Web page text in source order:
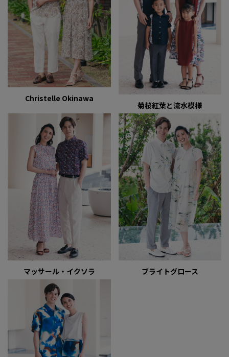
Christelle Okinawa
菊桜紅葉と流水模様
マッサール・イクソラ ブライトグロース